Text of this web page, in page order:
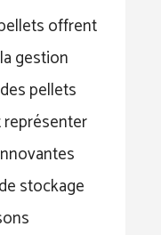
offrent
gestion
pellets
stockage